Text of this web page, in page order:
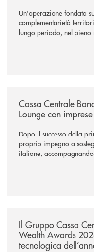
Un'operazione fondata
complementarietà
lungo periodo, nel pieno
negoziazione esclusiva
Cassa Centrale
Lounge con
Dopo il successo della
proprio impegno a
italiane,
Il Gruppo Cassa
Wealth Awards
tecnologica